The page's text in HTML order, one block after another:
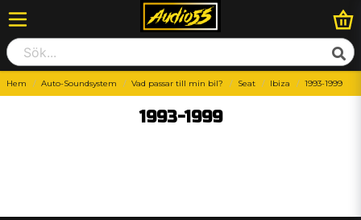
Hem Auto-Soundsystem Vad passar till min bil? Seat Ibiza 1993-1999
1993-1999